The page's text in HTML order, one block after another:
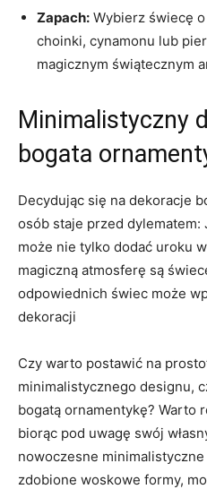
Zapach: Wybierz świecę
choinki,​ cynamonu lub
magicznym świątecznym
Minimalistyczny
bogata‌
Decydując się⁣ na ⁤dekoracje
‍osób‌ staje przed‌
może nie tylko dodać​ uroku
magiczną atmosferę są
odpowiednich⁤ świec⁤ może
dekoracji
Czy warto postawić na
⁣minimalistycznego designu,
‍bogatą ornamentykę? Warto⁤
biorąc pod ⁣uwagę swój
nowoczesne
zdobione woskowe formy,